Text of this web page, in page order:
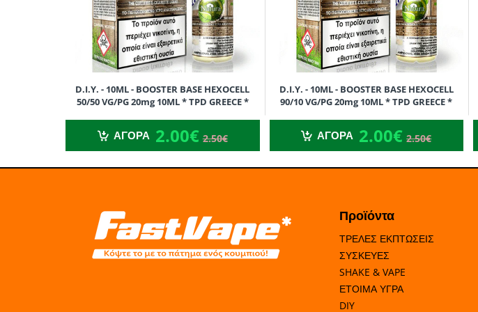
D.I.Y. - 10ML - BOOSTER BASE HEXOCELL
50/50 VG/PG 20mg 10ML * TPD GREECE *
2.00€ 2.50€
ΑΓΟΡΑ 2.00€ 2.50€
D.I.Y. - 10ML - BOOSTER BASE HEXOCELL
90/10 VG/PG 20mg 10ML * TPD GREECE *
2.00€ 2.50€
ΑΓΟΡΑ 2.00€ 2.50€
Προϊόντα
ΤΡΕΛΕΣ ΕΚΠΤΩΣΕΙΣ
ΣΥΣΚΕΥΕΣ
SHAKE & VAPE
ΕΤΟΙΜΑ ΥΓΡΑ
DIY